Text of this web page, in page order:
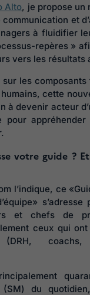
Alto, je propose un
et
à fluidifier
repères »
vers les résultats
sur les
cette
à devenir acteur
pour
votre guide ?
l’indique, ce
s’adresse
et chefs de
ceux qui
coachs,
(SM) du